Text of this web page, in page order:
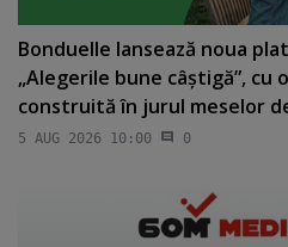
Bonduelle lansează noua
„Alegerile bune câştigă”, cu
construită în jurul meselor
5 AUG 2026 10:00 0